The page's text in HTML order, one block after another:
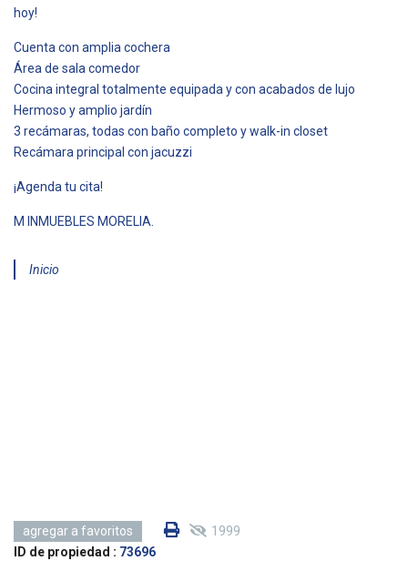
hoy!
Cuenta con amplia cochera
Área de sala comedor
Cocina integral totalmente equipada y con acabados de lujo
Hermoso y amplio jardín
3 recámaras, todas con baño completo y walk-in closet
Recámara principal con jacuzzi
¡Agenda tu cita!
M INMUEBLES MORELIA.
Inicio
agregar a favoritos 1999
ID de propiedad : 73696